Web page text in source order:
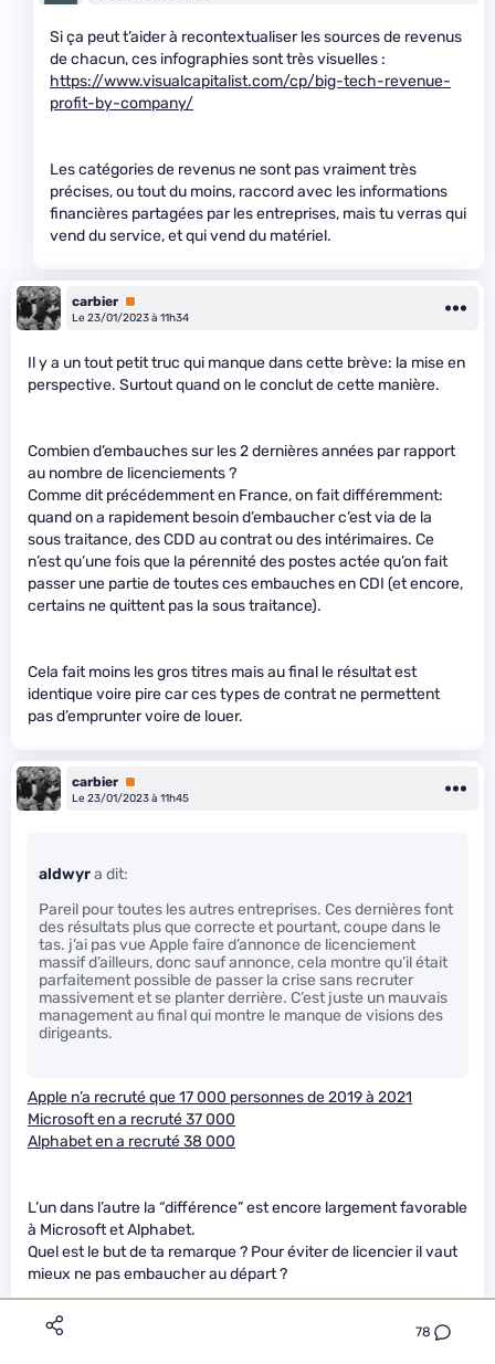
78
Si ça peut t’aider à recontextualiser les sources de revenus
de chacun, ces infographies sont très visuelles :
https://www.visualcapitalist.com/cp/big-tech-revenue-
profit-by-company/
Les catégories de revenus ne sont pas vraiment très
précises, ou tout du moins, raccord avec les informations
financières partagées par les entreprises, mais tu verras qui
vend du service, et qui vend du matériel.
carbier Premium
Le 23/01/2023 à 11h34
Il y a un tout petit truc qui manque dans cette brève: la mise en
perspective. Surtout quand on le conclut de cette manière.
Combien d’embauches sur les 2 dernières années par rapport
au nombre de licenciements ?
Comme dit précédemment en France, on fait différemment:
quand on a rapidement besoin d’embaucher c’est via de la
sous traitance, des CDD au contrat ou des intérimaires. Ce
n’est qu’une fois que la pérennité des postes actée qu’on fait
passer une partie de toutes ces embauches en CDI (et encore,
certains ne quittent pas la sous traitance).
Cela fait moins les gros titres mais au final le résultat est
identique voire pire car ces types de contrat ne permettent
pas d’emprunter voire de louer.
carbier Premium
Le 23/01/2023 à 11h45
aldwyra dit:
Pareil pour toutes les autres entreprises. Ces dernières font
des résultats plus que correcte et pourtant, coupe dans le
tas. j’ai pas vue Apple faire d’annonce de licenciement
massif d’ailleurs, donc sauf annonce, cela montre qu’il était
parfaitement possible de passer la crise sans recruter
massivement et se planter derrière. C’est juste un mauvais
management au final qui montre le manque de visions des
dirigeants.
Apple n’a recruté que 17 000 personnes de 2019 à 2021
Microsoft en a recruté 37 000
Alphabet en a recruté 38 000
L’un dans l’autre la “différence” est encore largement favorable
à Microsoft et Alphabet.
Quel est le but de ta remarque ? Pour éviter de licencier il vaut
mieux ne pas embaucher au départ ?